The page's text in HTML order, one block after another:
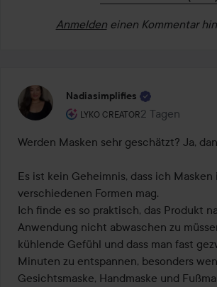
Anmelden einen Kommentar
Nadiasimplifies
LYKO CREATOR
Rolle des Benutzers: Lyko
2 Tagen
Der Beitrag
Werden Masken sehr geschätzt? Ja,
Es ist kein Geheimnis, dass ich Masken
verschiedenen Formen mag.
Ich finde es so praktisch, das Produkt
Anwendung nicht abwaschen zu
kühlende Gefühl und dass man fast
Minuten zu entspannen, besonders
Gesichtsmaske, Handmaske und